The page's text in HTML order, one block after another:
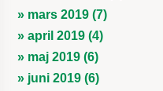
» mars 2019 (7)
» april 2019 (4)
» maj 2019 (6)
» juni 2019 (6)